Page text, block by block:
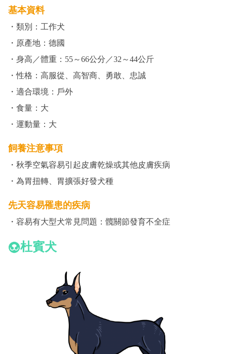
基本資料
・類別：工作犬
・原產地：德國
・身高／體重：55～66公分／32～44公斤
・性格：高服從、高智商、勇敢、忠誠
・適合環境：戶外
・食量：大
・運動量：大
飼養注意事項
・秋季空氣容易引起皮膚乾燥或其他皮膚疾病
・為胃扭轉、胃擴張好發犬種
先天容易罹患的疾病
・容易有大型犬常見問題：髖關節發育不全症
杜賓犬